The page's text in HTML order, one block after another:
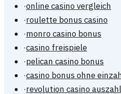
·online casino vergleich
·roulette bonus casino
·monro casino bonus
·casino freispiele
·pelican casino bonus
·casino bonus ohne
·revolution casino